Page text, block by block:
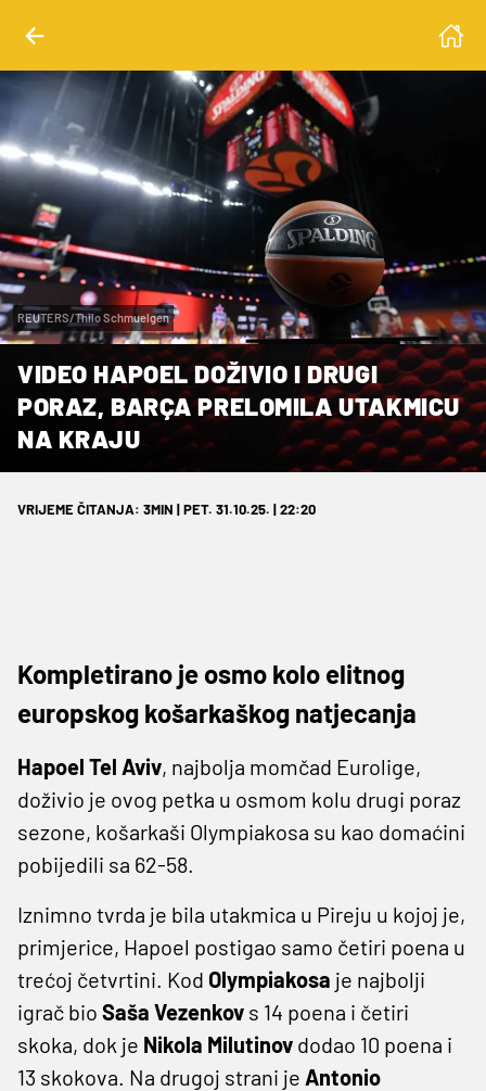
REUTERS/Thilo Schmuelgen
VIDEO HAPOEL DOŽIVIO I DRUGI
PORAZ, BARÇA PRELOMILA UTAKMICU
NA KRAJU
VRIJEME ČITANJA: 3MIN | PET. 31.10.25. | 22:20
Kompletirano je osmo kolo elitnog
europskog košarkaškog natjecanja
Hapoel Tel Aviv, najbolja momčad Eurolige,
doživio je ovog petka u osmom kolu drugi poraz
sezone, košarkaši Olympiakosa su kao domaćini
pobijedili sa 62-58.
Iznimno tvrda je bila utakmica u Pireju u kojoj je,
primjerice, Hapoel postigao samo četiri poena u
trećoj četvrtini. Kod Olympiakosa je najbolji
igrač bio Saša Vezenkov s 14 poena i četiri
skoka, dok je Nikola Milutinov dodao 10 poena i
13 skokova. Na drugoj strani je Antonio